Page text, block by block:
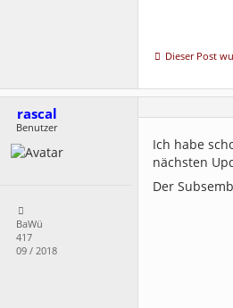
Dieser Post
rascal
Benutzer
BaWü
417
09 / 2018
Ich habe
nächsten
Der